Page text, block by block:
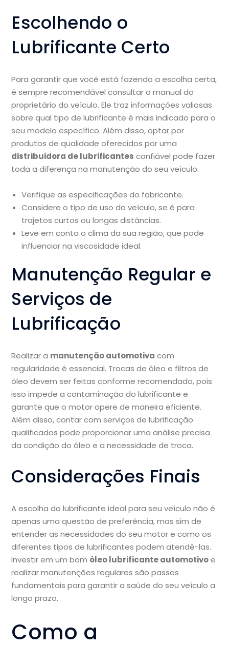
Escolhendo o
Lubrificante Certo
Para garantir que você está fazendo a escolha certa,
é sempre recomendável consultar o manual do
proprietário do veículo. Ele traz informações valiosas
sobre qual tipo de lubrificante é mais indicado para o
seu modelo específico. Além disso, optar por
produtos de qualidade oferecidos por uma
distribuidora de lubrificantes confiável pode fazer
toda a diferença na manutenção do seu veículo.
Verifique as especificações do fabricante.
Considere o tipo de uso do veículo, se é para
trajetos curtos ou longas distâncias.
Leve em conta o clima da sua região, que pode
influenciar na viscosidade ideal.
Manutenção Regular e
Serviços de
Lubrificação
Realizar a manutenção automotiva com
regularidade é essencial. Trocas de óleo e filtros de
óleo devem ser feitas conforme recomendado, pois
isso impede a contaminação do lubrificante e
garante que o motor opere de maneira eficiente.
Além disso, contar com serviços de lubrificação
qualificados pode proporcionar uma análise precisa
da condição do óleo e a necessidade de troca.
Considerações Finais
A escolha do lubrificante ideal para seu veículo não é
apenas uma questão de preferência, mas sim de
entender as necessidades do seu motor e como os
diferentes tipos de lubrificantes podem atendê-las.
Investir em um bom óleo lubrificante automotivoe
realizar manutenções regulares são passos
fundamentais para garantir a saúde do seu veículo a
longo prazo.
Como a